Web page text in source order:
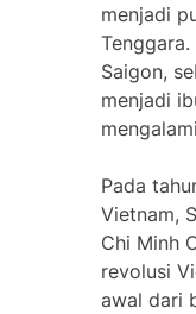
menjadi
Saigon,
menjadi
Pada
Vietnam,
Chi Minh
revolusi
awal dari